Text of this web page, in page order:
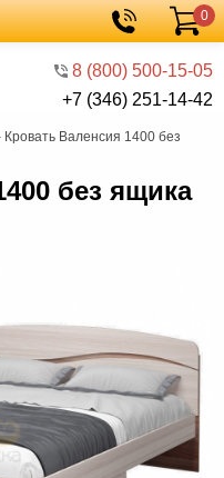
8 (800) 500-15-05
+7 (346) 251-14-42
Корзина
0
Кровать Валенсия 1400 без
без ящика